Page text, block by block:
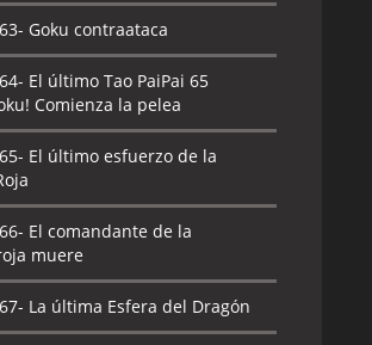
Goku contraataca
El último Tao PaiPai 65
Comienza la pelea
El último esfuerzo de la
El comandante de la
muere
La última Esfera del Dragón